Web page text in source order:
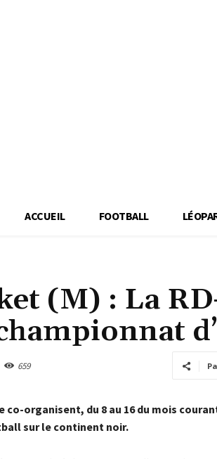
ACCUEIL FOOTBALL
(M) : La
659
co-organisent, du 8 au 16 du mois
sur le continent noir.